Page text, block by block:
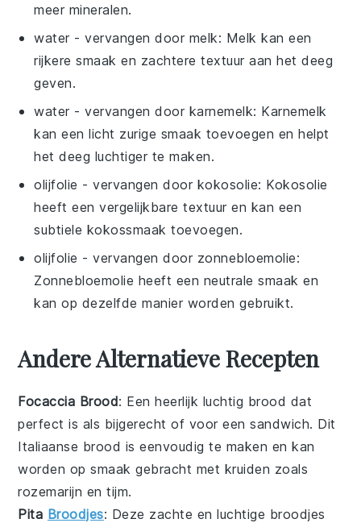
meer mineralen.
water - vervangen door melk: Melk kan een
rijkere smaak en zachtere textuur aan het deeg
geven.
water - vervangen door karnemelk: Karnemelk
kan een licht zurige smaak toevoegen en helpt
het deeg luchtiger te maken.
olijfolie - vervangen door kokosolie: Kokosolie
heeft een vergelijkbare textuur en kan een
subtiele kokossmaak toevoegen.
olijfolie - vervangen door zonnebloemolie:
Zonnebloemolie heeft een neutrale smaak en
kan op dezelfde manier worden gebruikt.
Andere Alternatieve Recepten
Focaccia Brood: Een heerlijk luchtig brood dat
perfect is als bijgerecht of voor een sandwich. Dit
Italiaanse brood is eenvoudig te maken en kan
worden op smaak gebracht met kruiden zoals
rozemarijn entijm.
Pita Broodjes: Deze zachte en luchtige broodjes